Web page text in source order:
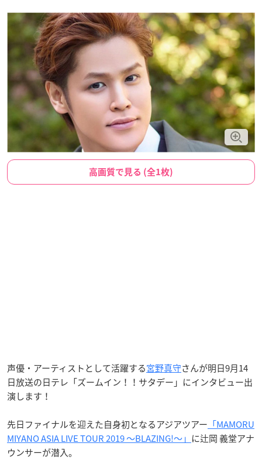
高画質で見る (全1枚)
声優・アーティストとして活躍する宮野真守さんが明日9月14
日放送の日テレ「ズームイン！！サタデー」にインタビュー出
演します！
先日ファイナルを迎えた自身初となるアジアツアー 「MAMORU
MIYANO ASIA LIVE TOUR 2019 ～BLAZING!～」 に辻岡 義堂アナ
ウンサーが潜入。